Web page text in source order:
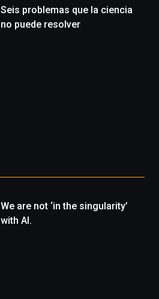
Seis problemas que la ciencia
no puede resolver
We are not ‘in the singularity’
with AI.